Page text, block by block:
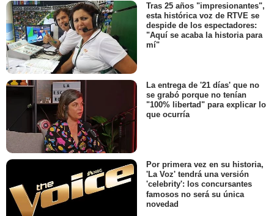
Tras 25 años "impresionantes",
esta histórica voz de RTVE se
despide de los espectadores:
"Aquí se acaba la historia para
mí"
La entrega de '21 días' que no
se grabó porque no tenían
"100% libertad" para explicar lo
que ocurría
Por primera vez en su historia,
'La Voz' tendrá una versión
'celebrity': los concursantes
famosos no será su única
novedad